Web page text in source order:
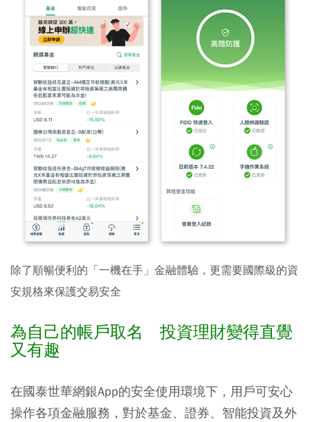
除了順暢便利的「一機在手」金融體驗，更需要國際級的資
安規格來保護交易安全
為自己的帳戶取名 投資理財變得直覺
又有趣
在國泰世華網銀App的安全使用環境下，用戶可安心
操作各項金融服務，對於基金、證券、智能投資及外